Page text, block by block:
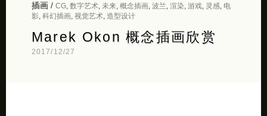
插画/ CG, 数字艺术, 未来, 概念插画, 波兰 渲染 游戏, 灵感, 电
影, 科幻插画, 视觉艺术, 造型设计
Marek Okon 概念插画欣赏
2017/12/27